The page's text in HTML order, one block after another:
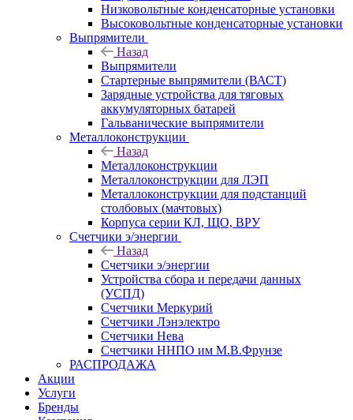
Низковольтные конденсаторные установки
Высоковольтные конденсаторные установки
Выпрямители
Назад
Выпрямители
Стартерные выпрямители (ВАСТ)
Зарядные устройства для тяговых
аккумуляторных батарей
Гальванические выпрямители
Металлоконструкции
Назад
Металлоконструкции
Металлоконструкции для ЛЭП
Металлоконструкции для подстанций
столбовых (мачтовых)
Корпуса серии КЛ, ЩО, ВРУ
Счетчики э/энергии
Назад
Счетчики э/энергии
Устройства сбора и передачи данных
(УСПД)
Счетчики Меркурий
Счетчики Лэнэлектро
Счетчики Нева
Счетчики ННПО им М.В.Фрунзе
РАСПРОДАЖА
Акции
Услуги
Бренды